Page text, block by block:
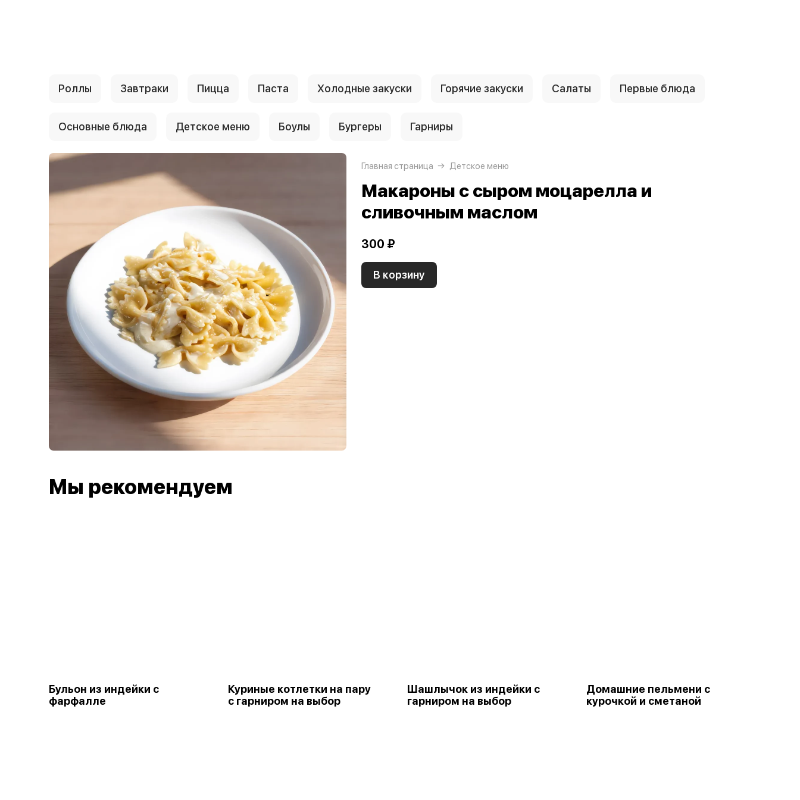
Роллы Завтраки Пицца Паста Холодные закуски Горячие закуски Салаты Первые блюда
Основные блюда Детское меню Боулы Бургеры Гарниры
Главная страница Детское меню
Макароны с сыром моцарелла и
сливочным маслом
300 ₽
В корзину
Мы рекомендуем
Бульон из индейки с
фарфалле
Куриные котлетки на пару
с гарниром на выбор
Шашлычок из индейки с
гарниром на выбор
Домашние пельмени с
курочкой и сметаной